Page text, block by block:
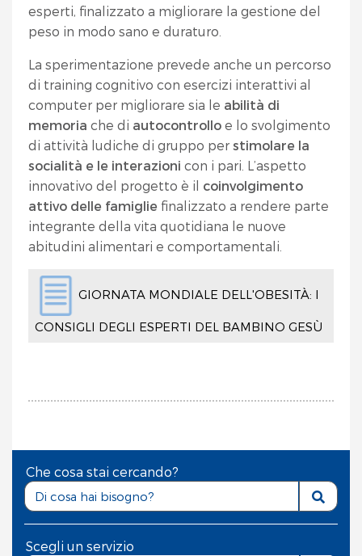
esperti, finalizzato a migliorare la gestione del
peso in modo sano e duraturo.
La sperimentazione prevede anche un percorso
di training cognitivo con esercizi interattivi al
computer per migliorare sia le abilità di
memoria che di autocontrollo e lo svolgimento
di attività ludiche di gruppo per stimolare la
socialità e le interazioni con i pari. L’aspetto
innovativo del progetto è il coinvolgimento
attivo delle famiglie finalizzato a rendere parte
integrante della vita quotidiana le nuove
abitudini alimentari e comportamentali.
GIORNATA MONDIALE DELL'OBESITÀ: I
CONSIGLI DEGLI ESPERTI DEL BAMBINO GESÙ
Che cosa stai cercando?
Scegli un servizio